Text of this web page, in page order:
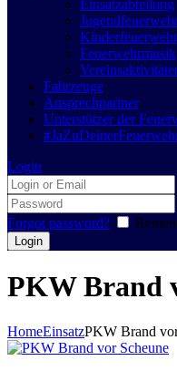
Einsatzabteilung
Kinderfeuerwehr
Feuerwehrmusik
Fahrzeuge
Ansprechpartner
Unterstützer der
Login
Forgot password?
PKW Brand
HomeEinsatzPKW Brand